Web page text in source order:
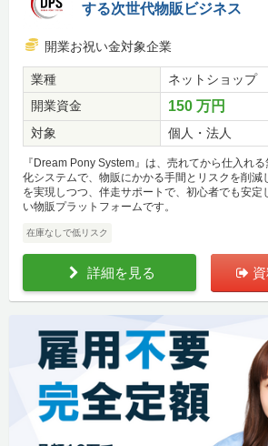
する次世代物販ビジネス
開業お祝い金対象企業
業種
ネットショップ
開業資金
150 万円
対象 個人・法人
『Dream Pony System』は、売れてから仕入れ
化システムで、物販にかかる手間とリスクを削減
を実現しつつ、伴走サポートで、初心者でも安定
い物販プラットフォームです。
在庫なしで低リスク
詳細を見る